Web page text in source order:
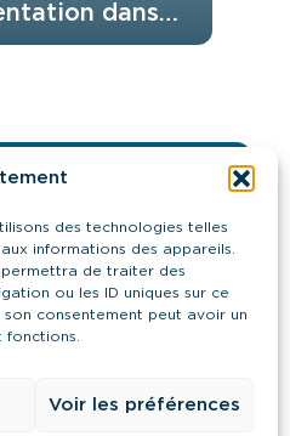
des technologies telles
informations des appareils.
de traiter des
ou les ID uniques sur ce
consentement peut avoir un
Voir les préférences
dans
l’Isère
Lyon